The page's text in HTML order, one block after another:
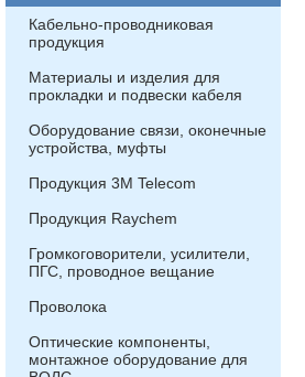
Кабельно-проводниковая
продукция
Материалы и изделия для
прокладки и подвески кабеля
Оборудование связи, оконечные
устройства, муфты
Продукция 3М Telecom
Продукция Raychem
Громкоговорители, усилители,
ПГС, проводное вещание
Проволока
Оптические компоненты,
монтажное оборудование для